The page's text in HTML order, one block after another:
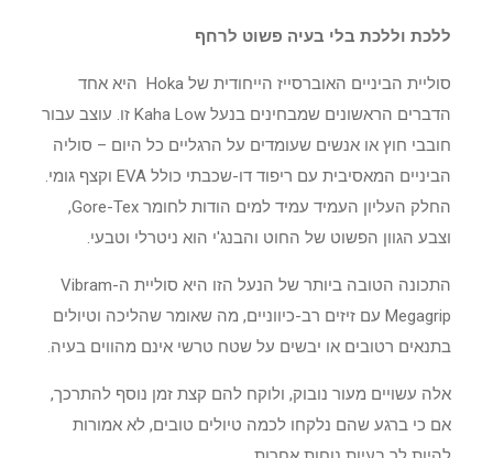
ללכת וללכת בלי בעיה פשוט לרחף
סוליית הביניים האוברסייז הייחודית של Hoka היא אחד
הדברים הראשונים שמבחינים בנעל Kaha Low זו. עוצב עבור
חובבי חוץ או אנשים שעומדים על הרגליים כל היום – סוליה
הביניים המאסיבית עם ריפוד דו-שכבתי כולל EVA וקצף גומי.
החלק העליון העמיד עמיד למים הודות לחומר Gore-Tex,
וצבע הגוון הפשוט של החוט והבנג'י הוא ניטרלי וטבעי.
התכונה הטובה ביותר של הנעל הזו היא סוליית ה-Vibram
Megagrip עם זיזים רב-כיווניים, מה שאומר שהליכה וטיולים
בתנאים רטובים או יבשים על שטח טרשי אינם מהווים בעיה.
אלה עשויים מעור נובוק, ולוקח להם קצת זמן נוסף להתרכך,
אם כי ברגע שהם נלקחו לכמה טיולים טובים, לא אמורות